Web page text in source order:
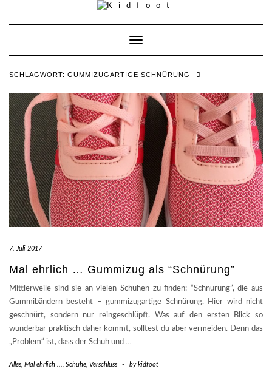
content
Toggle Navigation
SCHLAGWORT: GUMMIZUGARTIGE SCHNÜRUNG
7. Juli 2017
Mal ehrlich … Gummizug als “Schnürung”
Mittlerweile sind sie an vielen Schuhen zu finden: “Schnürung”, die aus
Gummibändern besteht – gummizugartige Schnürung. Hier wird nicht
geschnürt, sondern nur reingeschlüpft. Was auf den ersten Blick so
wunderbar praktisch daher kommt, solltest du aber vermeiden. Denn das
„Problem“ ist, dass der Schuh und …
Alles, Mal ehrlich ..., Schuhe, Verschluss - bykidfoot